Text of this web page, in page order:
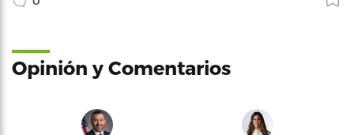
Opinión y Comentarios